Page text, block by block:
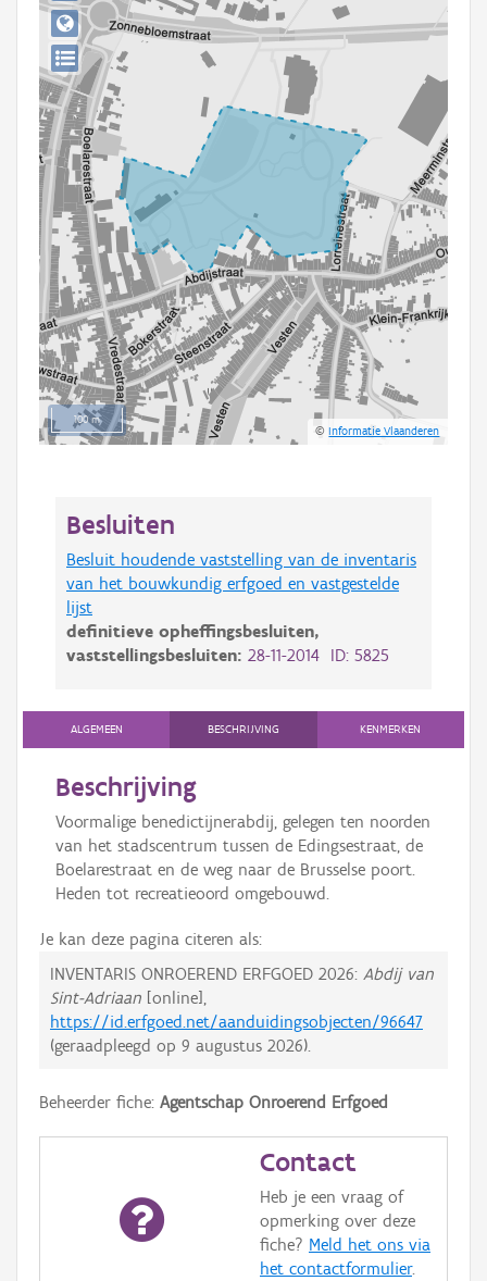
100 m
©Informatie Vlaanderen
Besluiten
Besluit houdende vaststelling van de inventaris
van het bouwkundig erfgoed en vastgestelde
lijst
definitieve opheffingsbesluiten,
vaststellingsbesluiten: 28-11-2014 ID: 5825
ALGEMEEN BESCHRIJVING KENMERKEN
Beschrijving
Voormalige benedictijnerabdij, gelegen ten noorden
van het stadscentrum tussen de Edingsestraat, de
Boelarestraat en de weg naar de Brusselse poort.
Heden tot recreatieoord omgebouwd.
Je kan deze pagina citeren als:
INVENTARIS ONROEREND ERFGOED 2026: Abdij van
Sint-Adriaan [online],
https://id.erfgoed.net/aanduidingsobjecten/96647
(geraadpleegd op 9 augustus 2026).
Beheerder fiche: Agentschap Onroerend Erfgoed
Contact
Heb je een vraag of
opmerking over deze
fiche? Meld het ons via
het contactformulier.